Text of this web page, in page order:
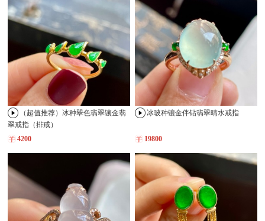
（超值推荐）冰种翠色翡翠镶金翡
翠戒指（排戒）
4200
冰玻种镶金伴钻翡翠晴水戒指
19800